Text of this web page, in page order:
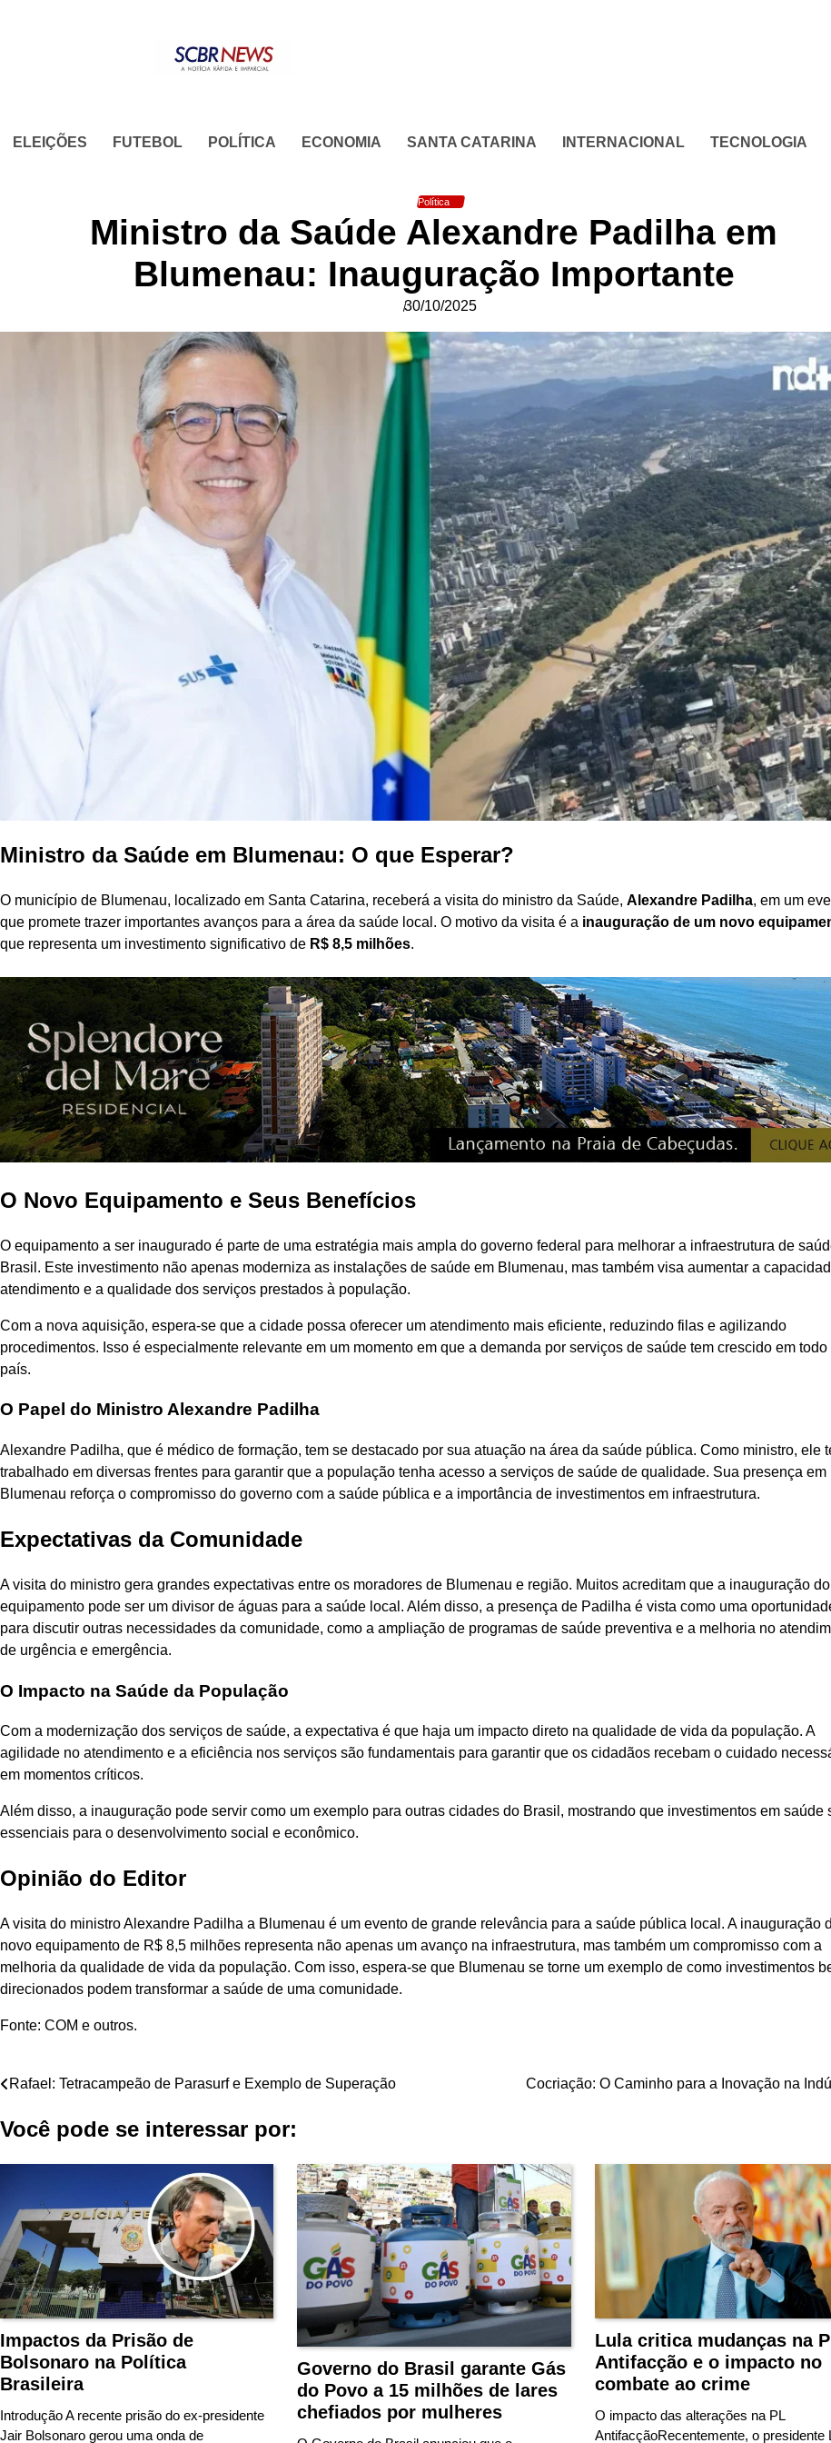
ELEIÇÕES FUTEBOL POLÍTICA ECONOMIA SANTA CATARINA INTERNACIONAL TECNOLOGIA
Política
Ministro da Saúde Alexandre Padilha em
Blumenau: Inauguração Importante
30/10/2025
Ministro da Saúde em Blumenau: O que Esperar?
O município de Blumenau, localizado em Santa Catarina, receberá a visita do ministro da Saúde, Alexandre Padilha, em um
que promete trazer importantes avanços para a área da saúde local. O motivo da visita é a inauguração de um novo
que representa um investimento significativo de R$ 8,5 milhões.
O Novo Equipamento e Seus Benefícios
O equipamento a ser inaugurado é parte de uma estratégia mais ampla do governo federal para melhorar a infraestrutura de
Brasil. Este investimento não apenas moderniza as instalações de saúde em Blumenau, mas também visa aumentar a
atendimento e a qualidade dos serviços prestados à população.
Com a nova aquisição, espera-se que a cidade possa oferecer um atendimento mais eficiente, reduzindo filas e agilizando
procedimentos. Isso é especialmente relevante em um momento em que a demanda por serviços de saúde tem crescido em todo
país.
O Papel do Ministro Alexandre Padilha
Alexandre Padilha, que é médico de formação, tem se destacado por sua atuação na área da saúde pública. Como ministro, ele
trabalhado em diversas frentes para garantir que a população tenha acesso a serviços de saúde de qualidade. Sua presença em
Blumenau reforça o compromisso do governo com a saúde pública e a importância de investimentos em infraestrutura.
Expectativas da Comunidade
A visita do ministro gera grandes expectativas entre os moradores de Blumenau e região. Muitos acreditam que a inauguração
equipamento pode ser um divisor de águas para a saúde local. Além disso, a presença de Padilha é vista como uma
para discutir outras necessidades da comunidade, como a ampliação de programas de saúde preventiva e a melhoria no
de urgência e emergência.
O Impacto na Saúde da População
Com a modernização dos serviços de saúde, a expectativa é que haja um impacto direto na qualidade de vida da população. A
agilidade no atendimento e a eficiência nos serviços são fundamentais para garantir que os cidadãos recebam o cuidado
em momentos críticos.
Além disso, a inauguração pode servir como um exemplo para outras cidades do Brasil, mostrando que investimentos em saúde
essenciais para o desenvolvimento social e econômico.
Opinião do Editor
A visita do ministro Alexandre Padilha a Blumenau é um evento de grande relevância para a saúde pública local. A inauguração
novo equipamento de R$ 8,5 milhões representa não apenas um avanço na infraestrutura, mas também um compromisso com a
melhoria da qualidade de vida da população. Com isso, espera-se que Blumenau se torne um exemplo de como investimentos
direcionados podem transformar a saúde de uma comunidade.
Fonte: COM e outros.
Navegação
de
Rafael: Tetracampeão de Parasurf e Exemplo de Superação Cocriação: O Caminho para a Inovação na
Você pode se interessar por:
Impactos da Prisão de
Bolsonaro na Política
Brasileira
Introdução A recente prisão do ex-presidente
Jair Bolsonaro gerou uma onda de
Governo do Brasil garante Gás
do Povo a 15 milhões de lares
chefiados por mulheres
Lula critica mudanças na
Antifacção e o impacto no
combate ao crime
O impacto das alterações na PL
AntifacçãoRecentemente, o presidente